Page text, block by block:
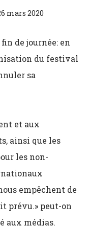
mars 2020
de journée: en
du festival
sa
et aux
ainsi que les
les non-
empêchent de
prévu.» peut-on
aux médias.